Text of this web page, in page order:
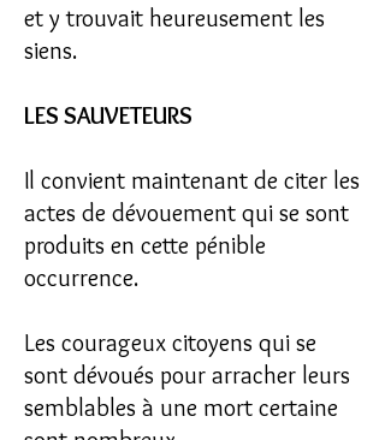
et y trouvait heureusement les
siens.
LES SAUVETEURS
Il convient maintenant de citer les
actes de dévouement qui se sont
produits en cette pénible
occurrence.
Les courageux citoyens qui se
sont dévoués pour arracher leurs
semblables à une mort certaine